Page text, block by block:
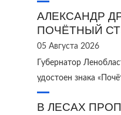
АЛЕКСАНДР
ПОЧЁТНЫЙ
05 Августа 2026
Губернатор
удостоен знака
В ЛЕСАХ